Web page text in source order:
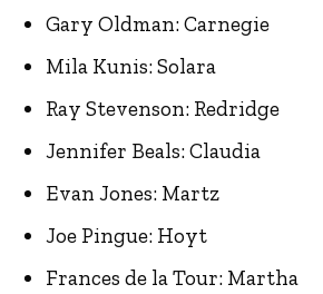
Gary Oldman: Carnegie
Mila Kunis: Solara
Ray Stevenson: Redridge
Jennifer Beals: Claudia
Evan Jones: Martz
Joe Pingue: Hoyt
Frances de la Tour: Martha